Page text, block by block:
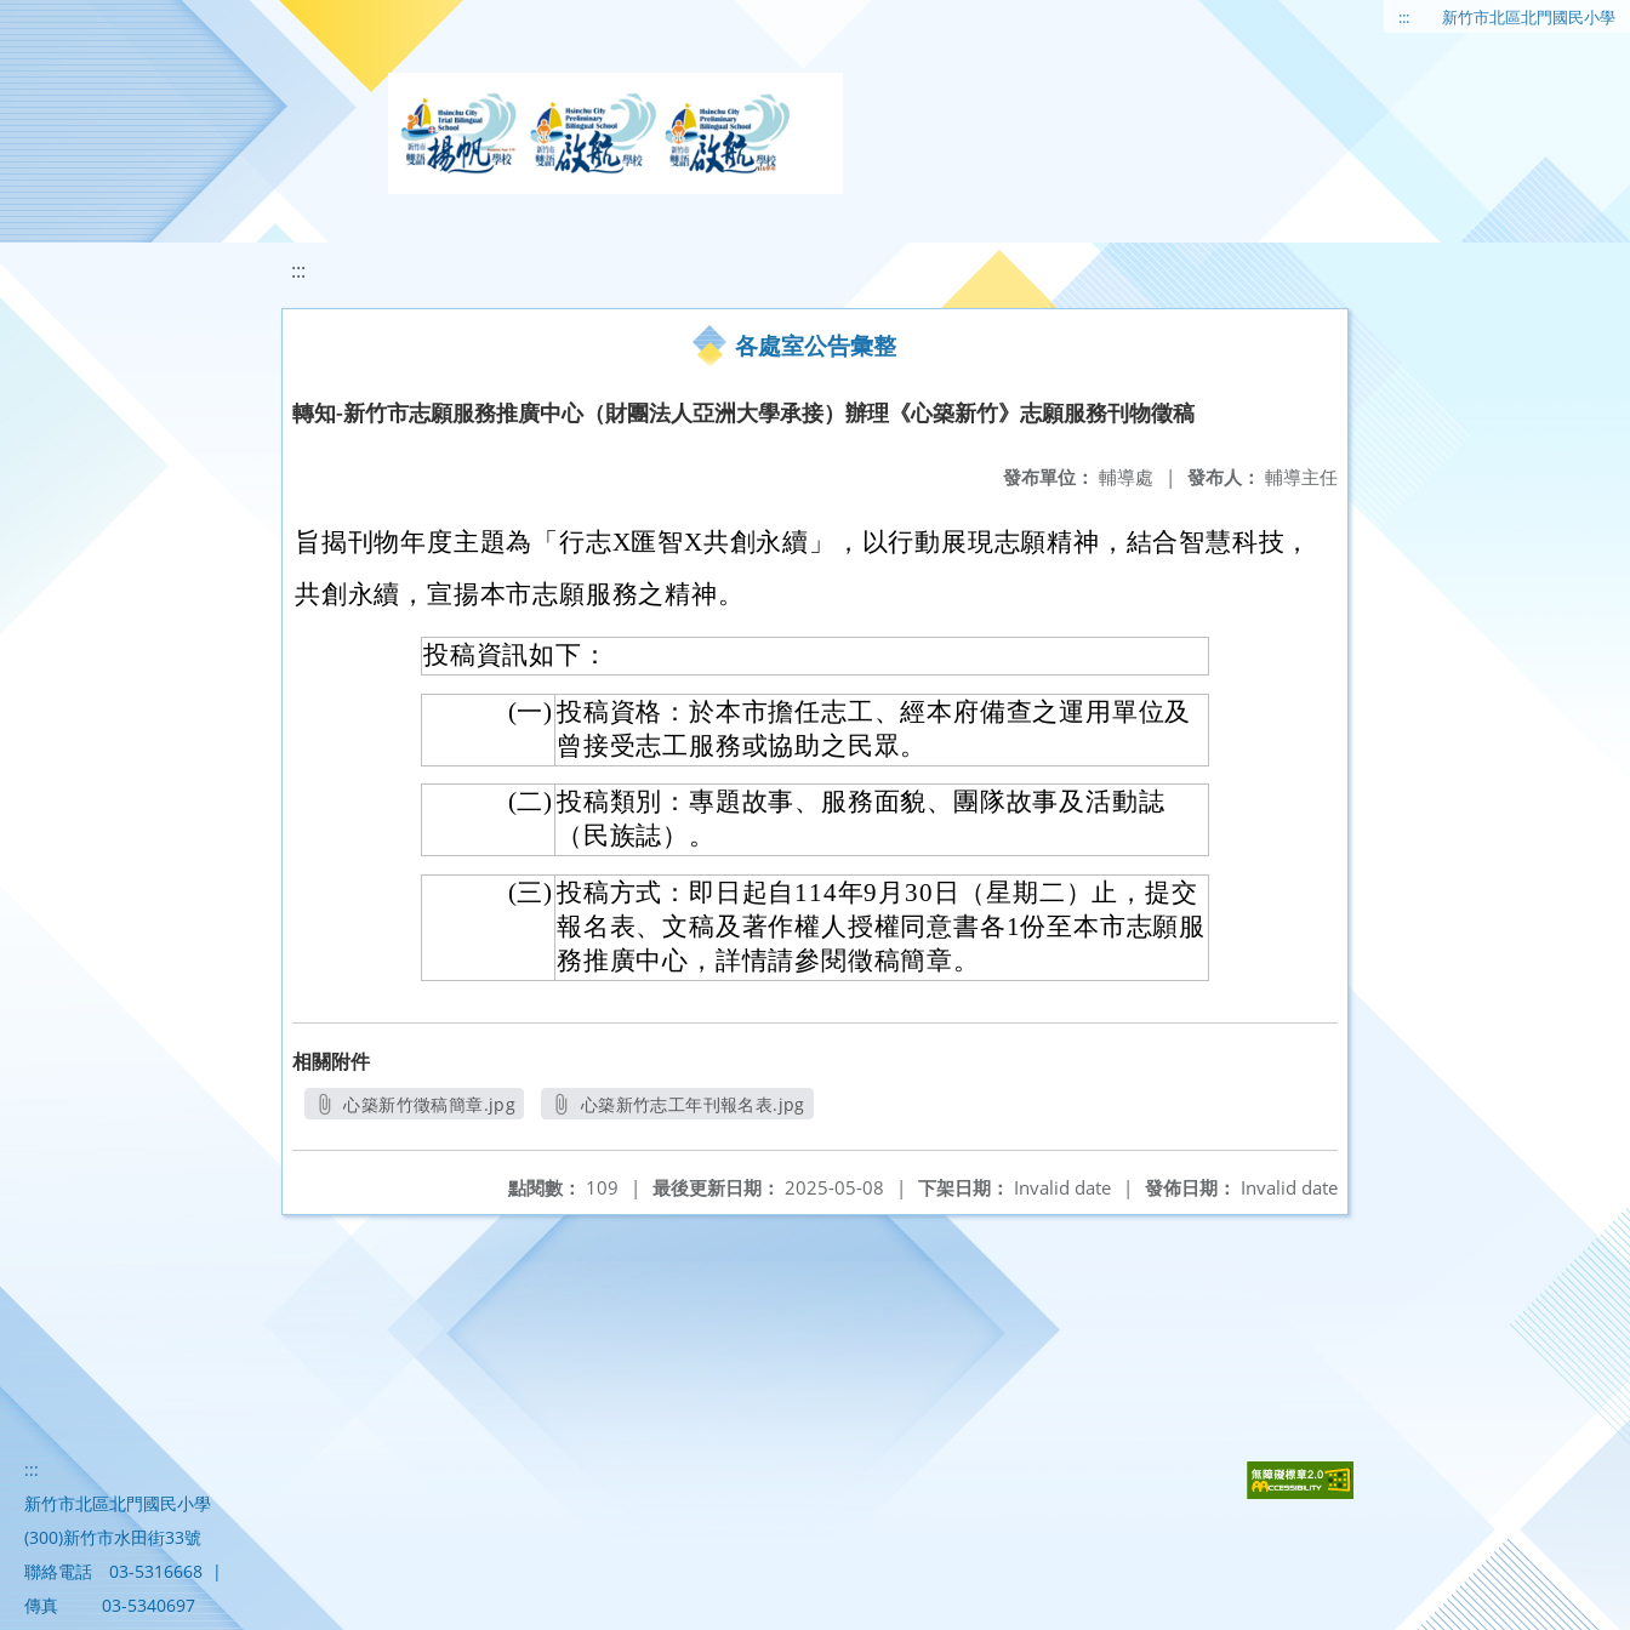
移至網頁之主要內容區位置 ::: 新竹市北區北門國民小學
:::
各處室公告彙整
轉知-新竹市志願服務推廣中心（財團法人亞洲大學承接）辦理《心築新竹》志願服務刊物徵稿
發布人： 輔導主任
發布單位： 輔導處 |
旨揭刊物年度主題為「行志X匯智X共創永續」，以行動展現志願精神，結合智慧科技，
共創永續，宣揚本市志願服務之精神。
投稿資訊如下：
(一) 投稿資格：於本市擔任志工、經本府備查之運用單位及
曾接受志工服務或協助之民眾。
(二) 投稿類別：專題故事、服務面貌、團隊故事及活動誌
（民族誌）。
(三) 投稿方式：即日起自114年9月30日（星期二）止，提交
報名表、文稿及著作權人授權同意書各1份至本市志願服
務推廣中心，詳情請參閱徵稿簡章。
相關附件
心築新竹徵稿簡章.jpg
心築新竹志工年刊報名表.jpg
發佈日期： Invalid date
下架日期： Invalid date |
最後更新日期： 2025-05-08 |
點閱數： 109 |
:::
新竹市北區北門國民小學
(300)新竹市水田街33號
聯絡電話
03-5316668 |
傳真
03-5340697